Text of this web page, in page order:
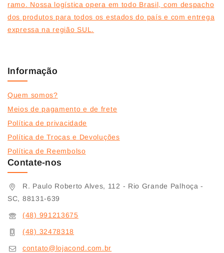
ramo. Nossa logística opera em todo Brasil, com despacho
dos produtos para todos os estados do país e com entrega
expressa na região SUL.
Informação
Quem somos?
Meios de pagamento e de frete
Política de privacidade
Política de Trocas e Devoluções
Política de Reembolso
Contate-nos
R. Paulo Roberto Alves, 112 - Rio Grande Palhoça -
SC, 88131-639
(48) 991213675
(48) 32478318
contato@lojacond.com.br